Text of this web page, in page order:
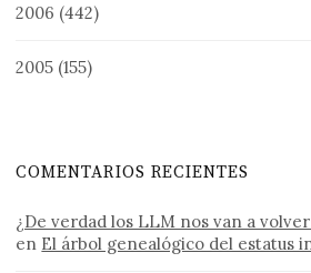
2006 (442)
2005 (155)
COMENTARIOS RECIENTES
¿De verdad los LLM nos van a
en El árbol genealógico del estatus